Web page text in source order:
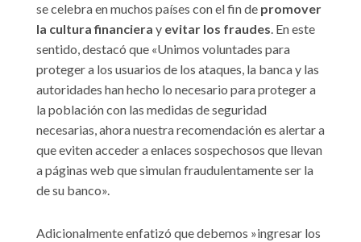
se celebra en muchos países con el fin de promover
la cultura financiera y evitar los fraudes. En este
sentido, destacó que «Unimos voluntades para
proteger a los usuarios de los ataques, la banca y las
autoridades han hecho lo necesario para proteger a
la población con las medidas de seguridad
necesarias, ahora nuestra recomendación es alertar a
que eviten acceder a enlaces sospechosos que llevan
a páginas web que simulan fraudulentamente ser la
de su banco».
Adicionalmente enfatizó que debemos »ingresar los